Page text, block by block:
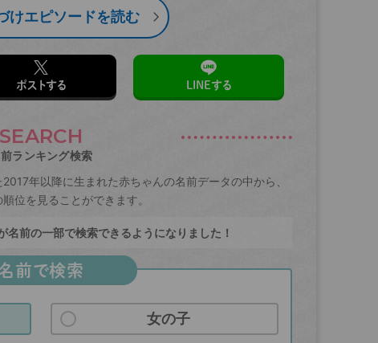
けエピソードを読む
ポストする LINEする
SEARCH
ランキング検索
年以降に生まれた赤ちゃんの名前データの中から、
位を見ることができます。
名前の一部で検索できるようになりました！
前で検索
女の子